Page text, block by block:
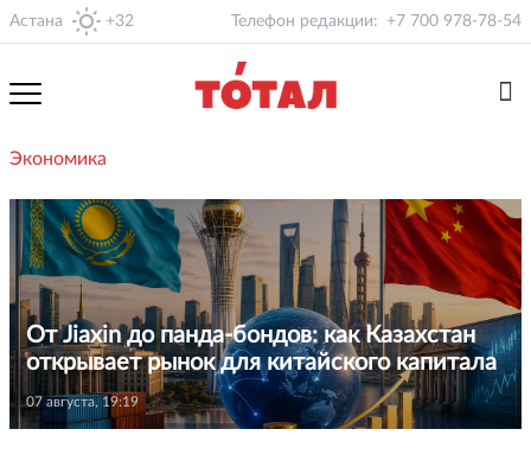
Астана +32 Телефон редакции: +7 700 978-78-54
Экономика
От Jiaxin до панда-бондов: как Казахстан
открывает рынок для китайского капитала
07 августа, 19:19